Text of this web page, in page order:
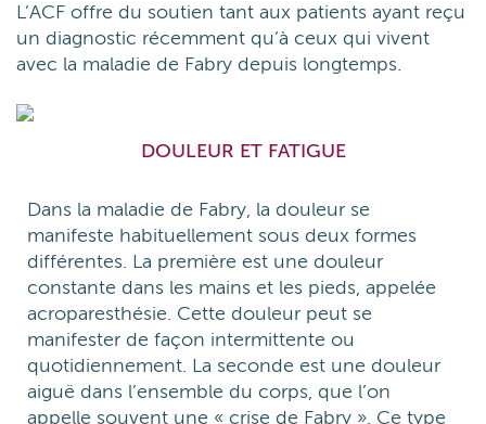
L’ACF offre du soutien tant aux patients ayant reçu
un diagnostic récemment qu’à ceux qui vivent
avec la maladie de Fabry depuis longtemps.
DOULEUR ET FATIGUE
Dans la maladie de Fabry, la douleur se
manifeste habituellement sous deux formes
différentes. La première est une douleur
constante dans les mains et les pieds, appelée
acroparesthésie. Cette douleur peut se
manifester de façon intermittente ou
quotidiennement. La seconde est une douleur
aiguë dans l’ensemble du corps, que l’on
appelle souvent une « crise de Fabry ». Ce type